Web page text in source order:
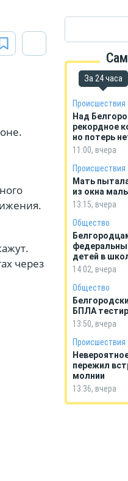
через
За 24 часа
Происшествия
Над
рекордное
но потерь
11:00, вчера
Происшествия
Мать
из окна
13:15, вчера
Общество
детей в
14:02, вчера
Общество
БПЛА
13:50, вчера
Происшествия
пережил
молнии
13:36, вчера